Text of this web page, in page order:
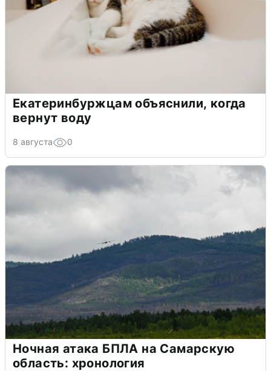
Екатеринбуржцам объяснили, когда
вернут воду
8 августа 0
Ночная атака БПЛА на Самарскую
область: хронология